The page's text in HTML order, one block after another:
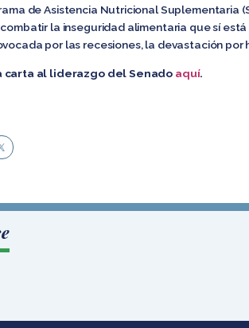
de Asistencia Nutricional Suplementaria
la inseguridad alimentaria que sí
por las recesiones, la devastación por
carta al liderazgo del Senado aquí.